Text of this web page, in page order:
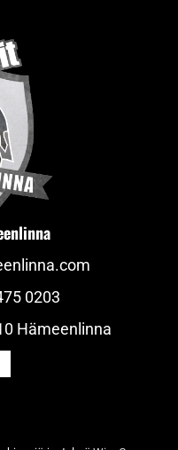
0203
Hämeenlinna